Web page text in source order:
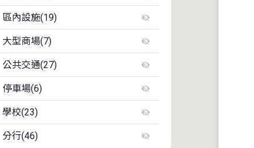
蔚藍灣畔
東港城
清水灣半島
南豐廣場
區內設施(19)
環保大道寵物公園
厚德邨(流動圖書館二)
明德邨(流動圖書館五)
坑口社區會堂
坑口體育館
大型商場(7)
東港城商場
TKO GATEWAY
明德商場
公共交通(27)
坑口
寶寧路, 厚德邨(村)德富樓對出
停車場(6)
海悅豪園停車場
學校(23)
保良局方王換娣幼稚園
分行(46)